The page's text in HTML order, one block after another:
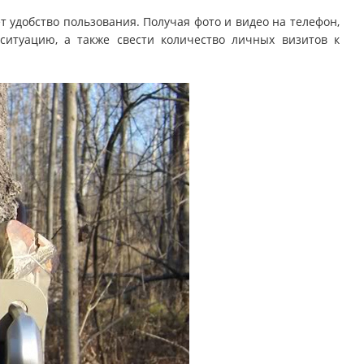
пользования. Получая фото и видео на телефон,
а также свести количество личных визитов к